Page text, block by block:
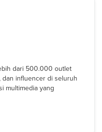
dari 500.000 outlet
dan influencer di seluruh
multimedia yang